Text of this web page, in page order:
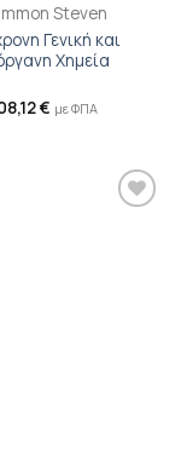
Steven
Γενική και
Χημεία
€ με ΦΠΑ